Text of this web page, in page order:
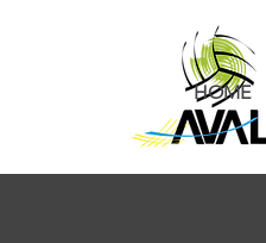
HOME